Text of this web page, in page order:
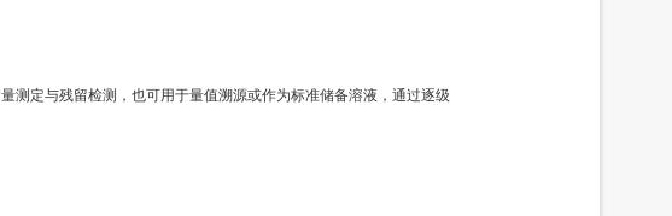
测定与残留检测，也可用于量值溯源或作为标准储备溶液，通过逐级